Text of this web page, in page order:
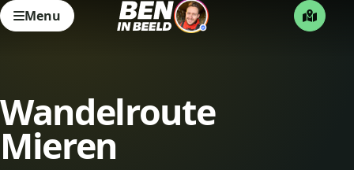
Menu
Wandelroute
Mieren